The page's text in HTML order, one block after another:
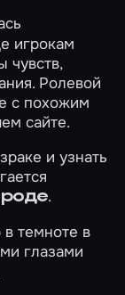
игрокам
чувств,
Ролевой
с похожим
сайте.
и узнать
.
темноте в
глазами